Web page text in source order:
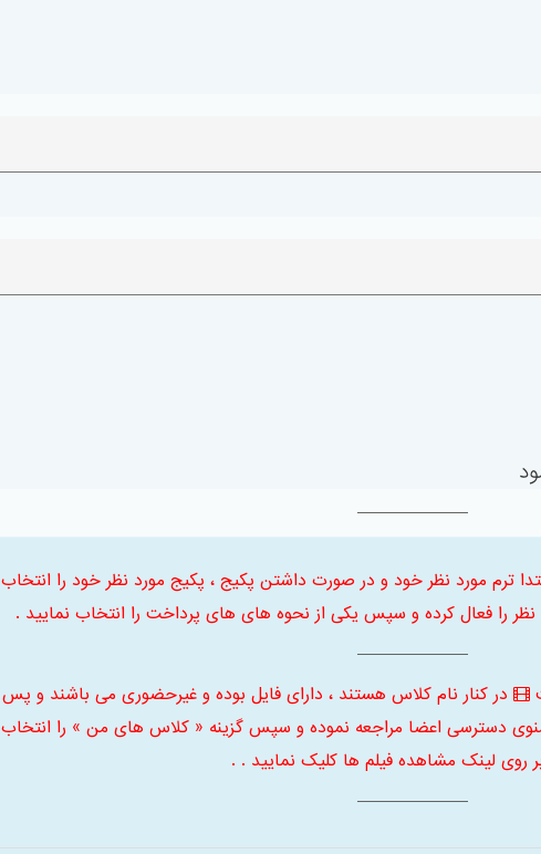
ها ابتدا ترم مورد نظر خود و در صورت داشتن پکیج ، پکیج مورد نظر خود را انتخاب
را فعال کرده و سپس یکی از نحوه های های پرداخت را انتخاب نمایید .
در کنار نام کلاس هستند ، دارای فایل بوده و غیرحضوری می باشند و پس
دسترسی اعضا مراجعه نموده و سپس گزینه « کلاس های من » را انتخاب
روی لینک مشاهده فیلم ها کلیک نمایید . .